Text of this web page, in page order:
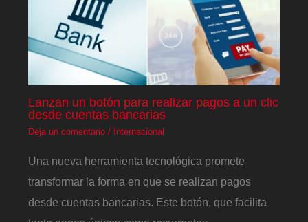
Lanzan un botón para realizar pagos a un clic
desde cuentas bancarias
Deja un comentario / Internacional
Una nueva herramienta tecnológica promete
transformar la forma en que se realizan pagos
desde cuentas bancarias. Este botón, que facilita